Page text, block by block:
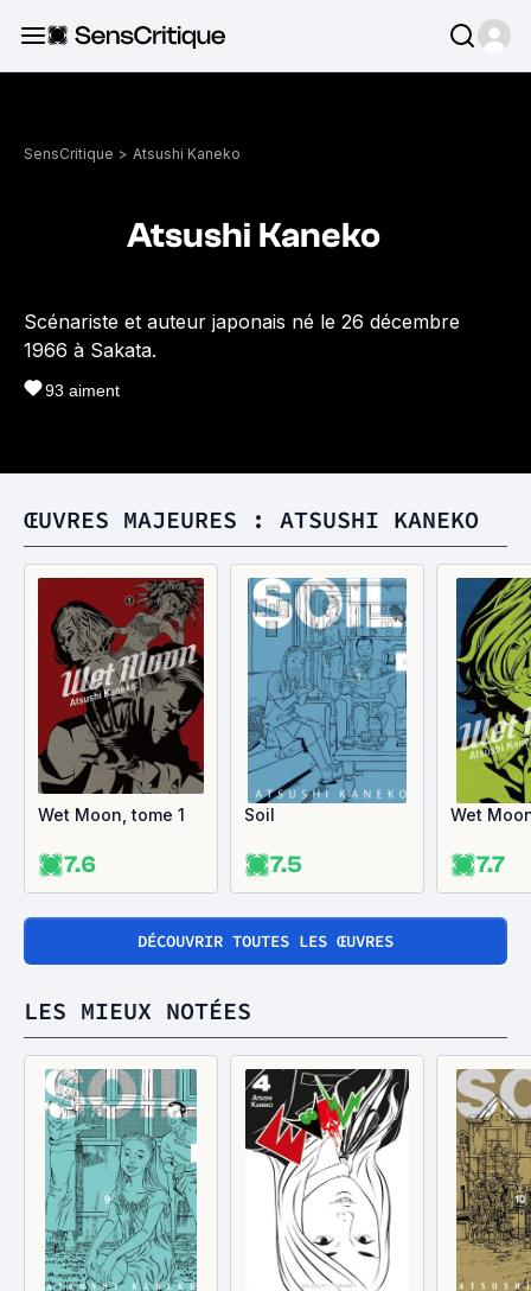
SensCritique > Atsushi Kaneko
Atsushi Kaneko
Scénariste et auteur japonais né le 26 décembre
1966 à Sakata.
93 aiment
ŒUVRES MAJEURES : ATSUSHI KANEKO
Wet Moon, tome 1
7.6
Soil
7.5
Wet
7.7
DÉCOUVRIR TOUTES LES ŒUVRES
LES MIEUX NOTÉES